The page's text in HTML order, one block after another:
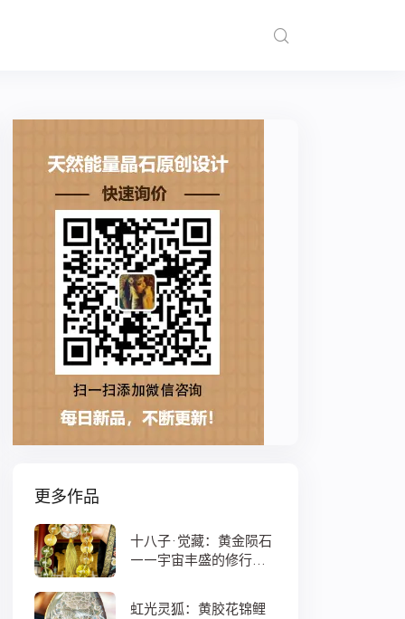
更多作品
十八子·觉藏：黄金陨石
——宇宙丰盛的修行之
虹光灵狐：黄胶花锦鲤